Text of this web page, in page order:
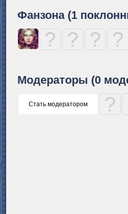
Фанзона (1
? ? ? ?
Модераторы (0
Стать модератором ?